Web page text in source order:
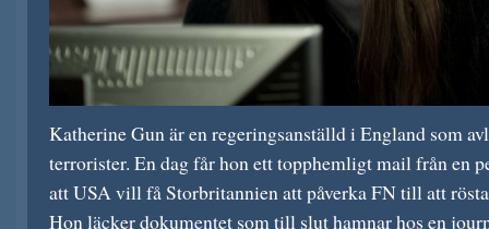
Katherine Gun är en regeringsanställd i England som
terrorister. En dag får hon ett topphemligt mail från en
att USA vill få Storbritannien att påverka FN till att
Hon läcker dokumentet som till slut hamnar hos en